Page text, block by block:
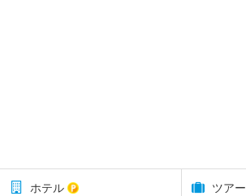
ホテル ツアー